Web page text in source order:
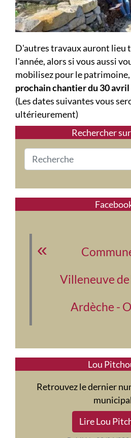
Rechercher
Villeneuve de
Ardèche -
Lou
Retrouvez le dernier
Lire Lou
D'autres travaux auront lieu
l'année, alors si vous aussi
mobilisez pour le
prochain chantier du 30
(Les dates suivantes vous
ultérieurement)